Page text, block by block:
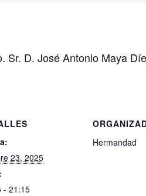
Sr. D. José Antonio Maya
23, 2025
- 21:15
Hermandad